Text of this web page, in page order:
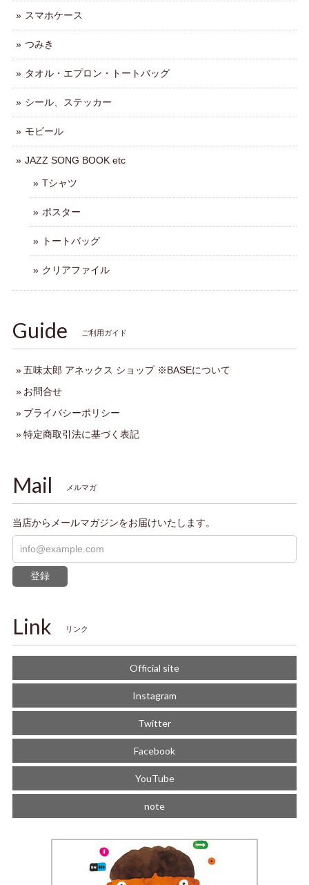
スマホケース
つみき
タオル・エプロン・トートバッグ
シール、ステッカー
モビール
JAZZ SONG BOOK etc
Tシャツ
ポスター
トートバッグ
クリアファイル
Guide ご利用ガイド
五味太郎 アネックス ショップ ※BASEについて
お問合せ
プライバシーポリシー
特定商取引法に基づく表記
Mail メルマガ
当店からメールマガジンをお届けいたします。
登録
Link リンク
Official site
Instagram
Twitter
Facebook
YouTube
note